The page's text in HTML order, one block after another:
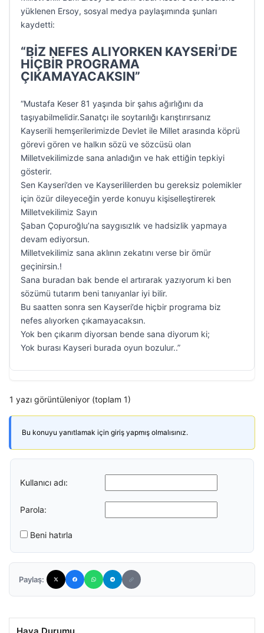
yüklenen Ersoy, sosyal medya paylaşımında şunları
kaydetti:
“BİZ NEFES ALIYORKEN KAYSERİ’DE
HİÇBİR PROGRAMA
ÇIKAMAYACAKSIN”
“Mustafa Keser 81 yaşında bir şahıs ağırlığını da
taşıyabilmelidir.Sanatçı ile soytarılığı karıştırırsanız
Kayserili hemşerilerimizde Devlet ile Millet arasında köprü
görevi gören ve halkın sözü ve sözcüsü olan
Milletvekilimizde sana anladığın ve hak ettiğin tepkiyi
gösterir.
Sen Kayseri’den ve Kayserililerden bu gereksiz polemikler
için özür dileyeceğin yerde konuyu kişiselleştirerek
Milletvekilimiz Sayın
Şaban Çopuroğlu’na saygısızlık ve hadsizlik yapmaya
devam ediyorsun.
Milletvekilimiz sana aklının zekatını verse bir ömür
geçinirsin.!
Sana buradan bak bende el artırarak yazıyorum ki ben
sözümü tutarım beni tanıyanlar iyi bilir.
Bu saatten sonra sen Kayseri’de hiçbir programa biz
nefes alıyorken çıkamayacaksın.
Yok ben çıkarım diyorsan bende sana diyorum ki;
Yok burası Kayseri burada oyun bozulur..”
1 yazı görüntüleniyor (toplam 1)
Bu konuyu yanıtlamak için giriş yapmış olmalısınız.
Kullanıcı adı:
Parola:
Beni hatırla
Paylaş: